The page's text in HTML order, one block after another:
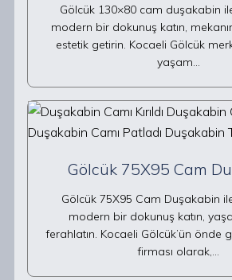
Gölcük 130×80 cam duşakabin
modern bir dokunuş katın,
estetik getirin. Kocaeli Gölcük
yaşam…
Gölcük 75X95 Cam
Gölcük 75X95 Cam Duşakabin
modern bir dokunuş katın,
ferahlatın. Kocaeli Gölcük’ün önde
firması olarak,…